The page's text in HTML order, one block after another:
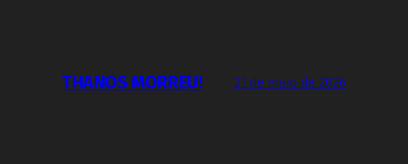
THANOS MORREU! 21 de maio de 2026